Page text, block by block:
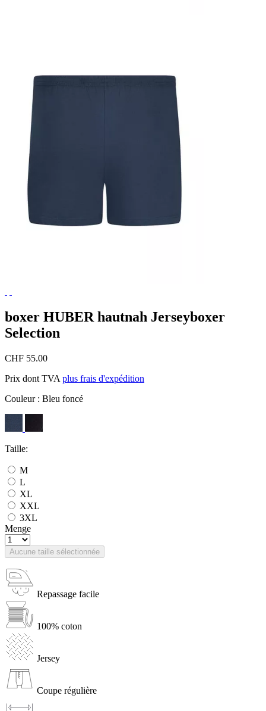
boxer HUBER hautnah Jerseyboxer
Selection
CHF 55.00
Prix dont TVA plus frais d'expédition
Couleur : Bleu foncé
Taille:
M
L
XL
XXL
3XL
Menge
Aucune taille sélectionnée
Repassage facile
100% coton
Jersey
Coupe régulière